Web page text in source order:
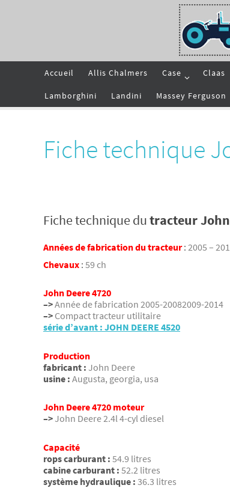
Accueil Allis Chalmers Case Claas
Lamborghini Landini Massey Ferguson
Fiche technique
Fiche technique dutracteur John
Années de fabrication du tracteur: 2005 –
Chevaux : 59 ch
John Deere 4720
–>Année de fabrication 2005-20082009-2014
–> Compact tracteur utilitaire
série d’avant : JOHN DEERE 4520
Production
fabricant : John Deere
usine : Augusta, georgia, usa
John Deere 4720 moteur
–>John Deere 2.4l 4-cyl diesel
Capacité
rops carburant : 54.9 litres
cabine carburant : 52.2 litres
système hydraulique : 36.3 litres